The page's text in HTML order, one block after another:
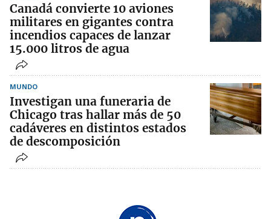
Canadá convierte 10 aviones
militares en gigantes contra
incendios capaces de lanzar
15.000 litros de agua
MUNDO
Investigan una funeraria de
Chicago tras hallar más de 50
cadáveres en distintos estados
de descomposición